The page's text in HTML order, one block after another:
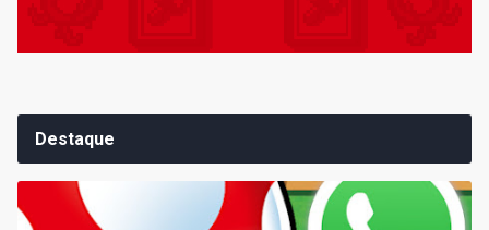
Destaque